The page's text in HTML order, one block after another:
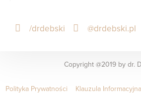
/drdebski @drdebski.pl
Copyright @2019 by dr.
Polityka Prywatności Klauzula